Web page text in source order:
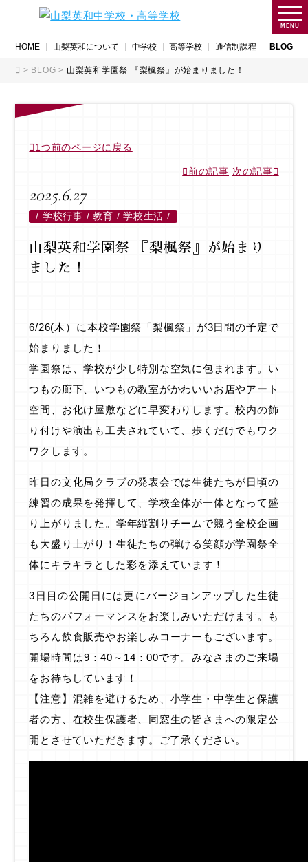
MENU
HOME 山梨英和について 中学校 高等学校 通信制課程 BLOG
> BLOG > 山梨英和学園祭 『梨楓祭』が始まりました！
1つ前のページに戻る
前の記事 次の記事
2025.6.27
/ 学校行事 / 教育 / 学校生活 /
山梨英和学園祭 『梨楓祭』が始まり
ました！
6/26(木）に本校学園祭「梨楓祭」が3日間の予定で
始まりました！
学園祭は、学校が少し特別な空気に包まれます。い
つもの廊下、いつもの教室がかわいいお店やアート
空間、お化け屋敷などに早変わりします。校内の飾
り付けや演出も工夫されていて、歩くだけでもワク
ワクします。
昨日の文化局クラブの発表会では生徒たちが日頃の
練習の成果を発揮して、学校全体が一体となって盛
り上がりました。学年縦割りチームで競う全校企画
も大盛り上がり！生徒たちの弾ける笑顔が学園祭全
体にキラキラとした彩を添えています！
3日目の公開日には更にバージョンアップした生徒
たちのパフォーマンスをお楽しみいただけます。も
ちろん飲食販売やお楽しみコーナーもございます。
開場時間は9：40～14：00です。みなさまのご来場
をお待ちしています！
【注意】混雑を避けるため、小学生・中学生と保護
者の方、在校生保護者、同窓生の皆さまへの限定公
開とさせていただきます。ご了承ください。